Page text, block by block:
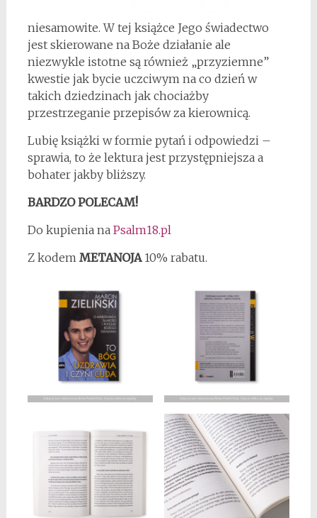
niesamowite. W tej książce Jego świadectwo
jest skierowane na Boże działanie ale
niezwykle istotne są również „przyziemne”
kwestie jak bycie uczciwym na co dzień w
takich dziedzinach jak chociażby
przestrzeganie przepisów za kierownicą.
Lubię książki w formie pytań i odpowiedzi –
sprawia, to że lektura jest przystępniejsza a
bohater jakby bliższy.
BARDZO POLECAM!
Do kupienia na Psalm18.pl
Z kodem METANOJA10% rabatu.